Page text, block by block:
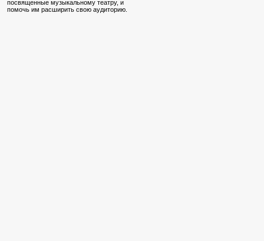
посвященные музыкальному театру, и
помочь им расширить свою аудиторию.